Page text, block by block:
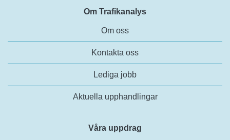
Om Trafikanalys
Om oss
Kontakta oss
Lediga jobb
Aktuella upphandlingar
Våra uppdrag